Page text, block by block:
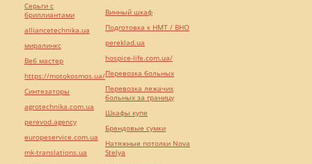
Серьги с
бриллиантами
alliancetechnika.ua
миралинкс
Веб мастер
https://motokosmos.ua/
Синтезаторы
agrotechnika.com.ua
perevod.agency
europeservice.com.ua
mk-translations.ua
Винный шкаф
Подготовка к НМТ / ВНО
pereklad.ua
hospice-life.com.ua/
Перевозка больных
Перевозка лежачих
больных за границу
Шкафы купе
Брендовые сумки
Натяжные потолки Nova
Stelya